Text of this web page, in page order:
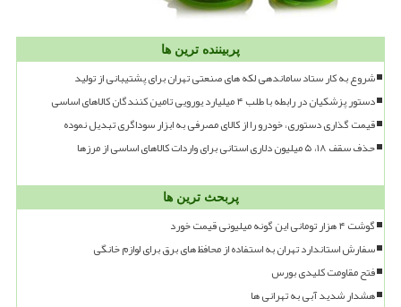
پربیننده ترین ها
شروع به کار ستاد ساماندهی لکه های صنعتی تهران برای پشتیبانی از تولید
دستور پزشکیان در رابطه با طلب ۴ میلیارد یورویی تامین کنندگان کالاهای اساسی
قیمت گذاری دستوری، خودرو را از کالای مصرفی به ابزار سوداگری تبدیل نموده
حذف سقف ۱۸، ۵ میلیون دلاری استانی برای واردات کالاهای اساسی از مرزها
پربحث ترین ها
گوشت ۴ هزار تومانی این گونه میلیونی قیمت خورد
سفارش استاندارد تهران به استفاده از محافظ های برق برای لوازم خانگی
فتح مقاومت کلیدی بورس
هشدار شدید آبی به تهرانی ها